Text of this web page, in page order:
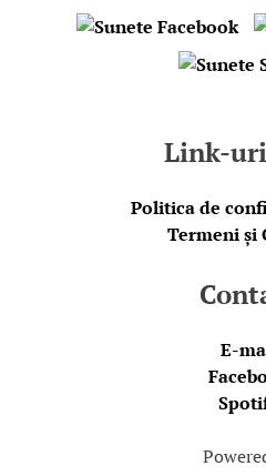
Link-
Politica de
Termeni și
E-